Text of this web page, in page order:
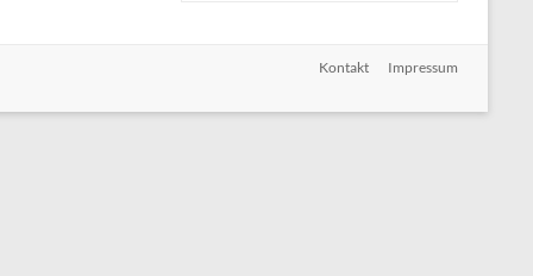
Kontakt Impressum